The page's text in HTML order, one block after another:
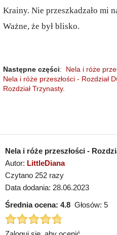
Krainy. Nie przeszkadzało mi
Ważne, że był blisko.
Następne części: Nela i róże
Nela i róże przeszłości - Rozdział
Rozdział Trzynasty.
Nela i róże przeszłości -
Autor: LittleDiana
Czytano 252 razy
Data dodania: 28.06.2023
Średnia ocena: 4.8 Głosów: 5